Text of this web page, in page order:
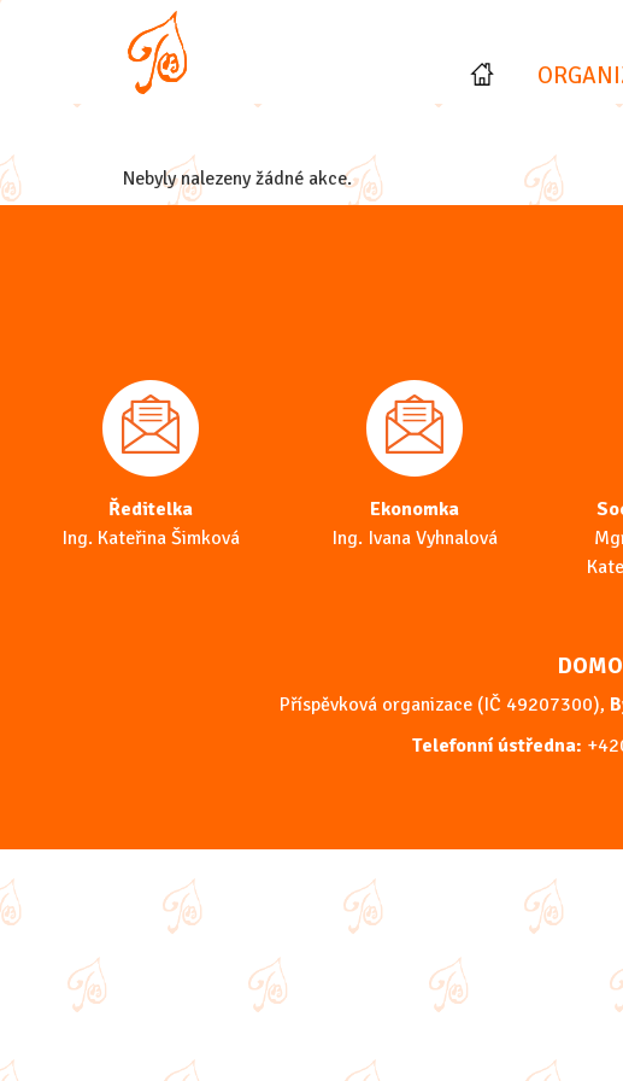
Nebyly nalezeny žádné akce.
Ředitelka
Ing. Kateřina Šimková
Ekonomka
Ing. Ivana Vyhnalová
Příspěvková organizace (IČ 49207300),
Telefonní ústředna: